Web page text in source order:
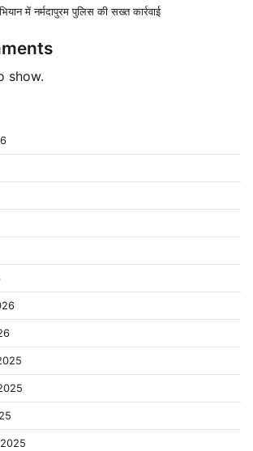
में नर्मदापुरम पुलिस की सख्त कार्रवाई
show.